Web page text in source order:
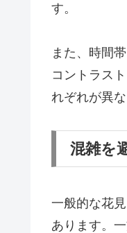
す。
また、時間
コントラス
れぞれが異
混雑を
一般的な花
あります。